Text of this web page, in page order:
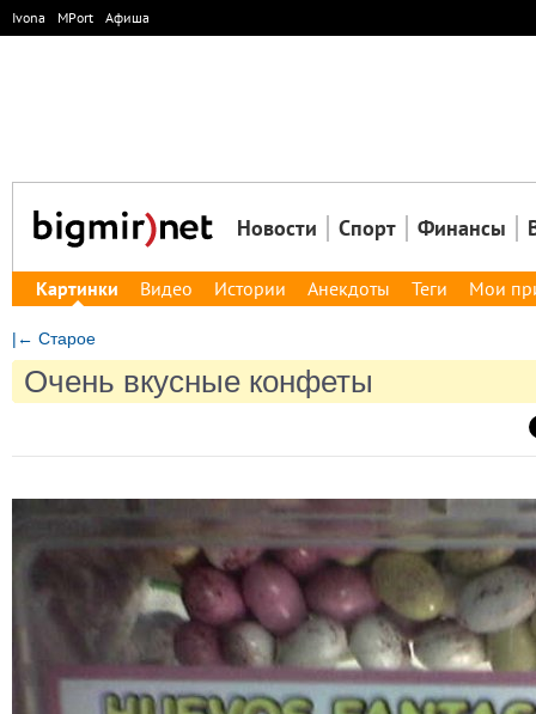
Ivona MPort Афиша
Новости Спорт Финансы
Картинки Видео Истории Анекдоты Теги Мои
|← Старое
Очень вкусные конфеты